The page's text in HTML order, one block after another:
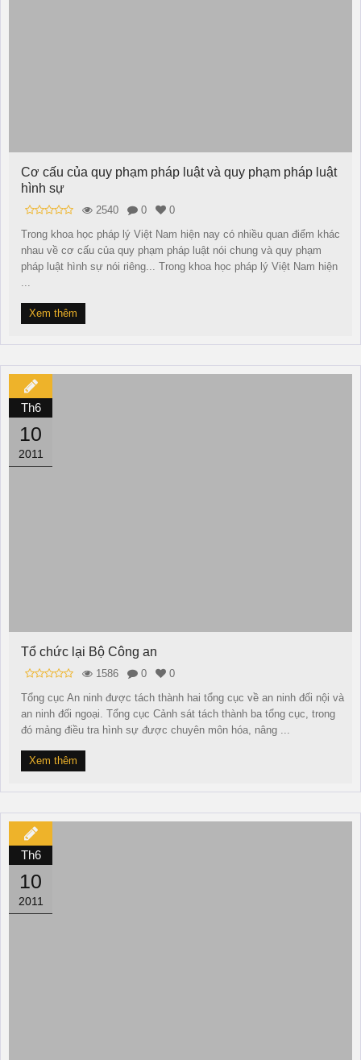
Cơ cấu của quy phạm pháp luật và quy phạm pháp luật
hình sự
2540 0
0
Trong khoa học pháp lý Việt Nam hiện nay có nhiều quan điểm khác
nhau về cơ cấu của quy phạm pháp luật nói chung và quy phạm
pháp luật hình sự nói riêng... Trong khoa học pháp lý Việt Nam hiện
...
Xem thêm
Th6
10
2011
Tổ chức lại Bộ Công an
1586 0
0
Tổng cục An ninh được tách thành hai tổng cục về an ninh đối nội và
an ninh đối ngoại. Tổng cục Cảnh sát tách thành ba tổng cục, trong
đó mảng điều tra hình sự được chuyên môn hóa, nâng ...
Xem thêm
Th6
10
2011